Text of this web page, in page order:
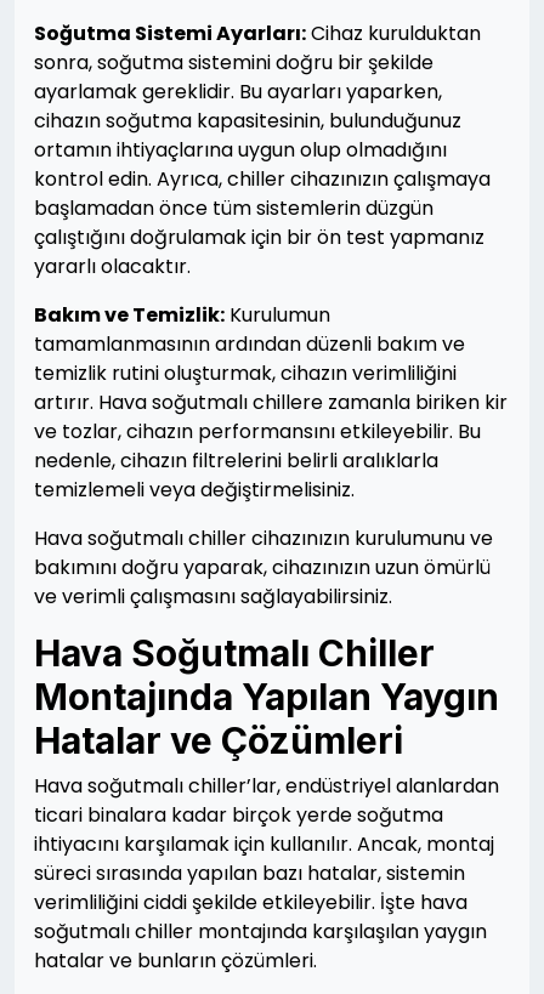
Soğutma Sistemi Ayarları:Cihaz kurulduktan
sonra, soğutma sistemini doğru bir şekilde
ayarlamak gereklidir. Bu ayarları yaparken,
cihazın soğutma kapasitesinin, bulunduğunuz
ortamın ihtiyaçlarına uygun olup olmadığını
kontrol edin. Ayrıca, chiller cihazınızın çalışmaya
başlamadan önce tüm sistemlerin düzgün
çalıştığını doğrulamak için bir ön test yapmanız
yararlı olacaktır.
Bakım ve Temizlik: Kurulumun
tamamlanmasının ardından düzenli bakım ve
temizlik rutini oluşturmak, cihazın verimliliğini
artırır. Hava soğutmalı chillere zamanla biriken kir
ve tozlar, cihazın performansını etkileyebilir. Bu
nedenle, cihazın filtrelerini belirli aralıklarla
temizlemeli veya değiştirmelisiniz.
Hava soğutmalı chiller cihazınızın kurulumunu ve
bakımını doğru yaparak, cihazınızın uzun ömürlü
ve verimli çalışmasını sağlayabilirsiniz.
Hava Soğutmalı Chiller
Montajında Yapılan Yaygın
Hatalar ve Çözümleri
Hava soğutmalı chiller’lar, endüstriyel alanlardan
ticari binalara kadar birçok yerde soğutma
ihtiyacını karşılamak için kullanılır. Ancak, montaj
süreci sırasında yapılan bazı hatalar, sistemin
verimliliğini ciddi şekilde etkileyebilir. İşte hava
soğutmalı chiller montajında karşılaşılan yaygın
hatalar ve bunların çözümleri.